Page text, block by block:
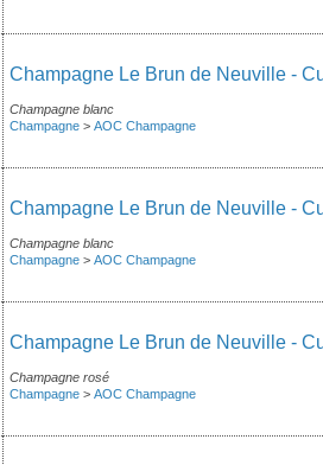
Champagne Le Brun de Neuville -
Champagne blanc
Champagne > AOC Champagne
Champagne Le Brun de Neuville -
Champagne blanc
Champagne > AOC Champagne
Champagne Le Brun de Neuville -
Champagne rosé
Champagne > AOC Champagne